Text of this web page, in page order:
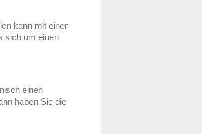
kann mit einer
sich um einen
einen
haben Sie die